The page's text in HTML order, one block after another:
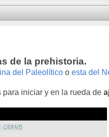
de la prehistoria.
del Paleolíticoo esta del
para iniciar y en la rueda de